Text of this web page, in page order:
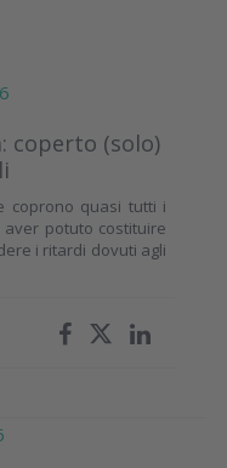
coperto (solo)
coprono quasi tutti i
potuto costituire
i ritardi dovuti agli